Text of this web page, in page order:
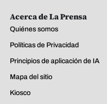
Acerca de La Prensa
Quiénes somos
Políticas de Privacidad
Principios de aplicación de IA
Mapa del sitio
Kiosco